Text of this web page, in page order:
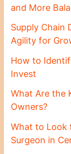
and More
Supply Chain
Agility for
How to
Invest
What Are the
Owners?
What to Look
Surgeon in